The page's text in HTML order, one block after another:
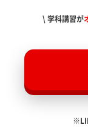
\ 学科講習が